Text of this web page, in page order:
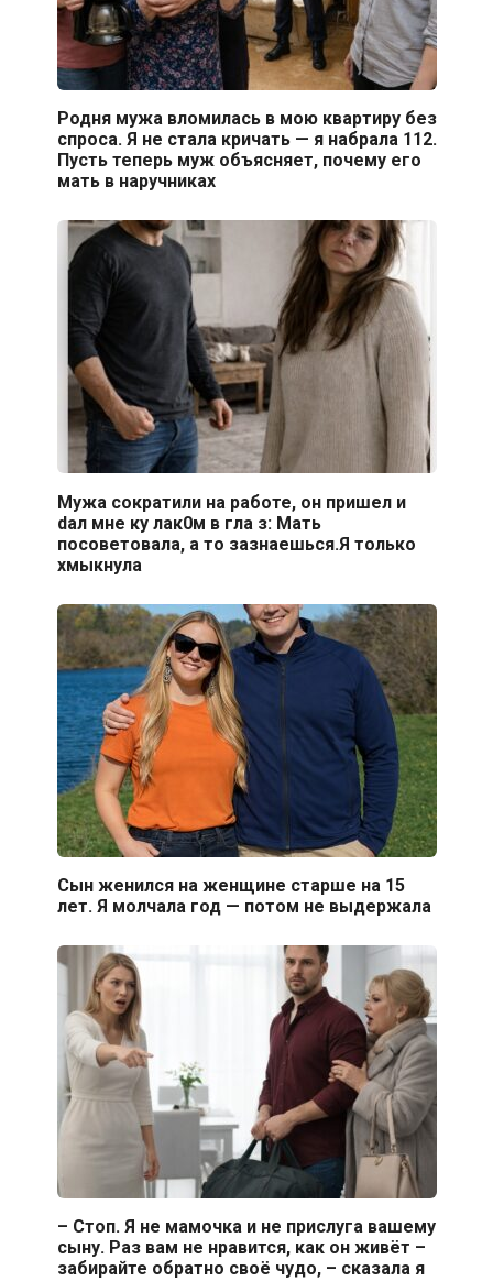
Родня мужа вломилась в мою квартиру без
спроса. Я не стала кричать — я набрала 112.
Пусть теперь муж объясняет, почему его
мать в наручниках
Мужа сократили на работе, он пришел и
dал мне ку лак0м в гла з: Мать
посоветовала, а то зазнаешься.Я только
хмыкнула
Сын женился на женщине старше на 15
лет. Я молчала год — потом не выдержала
– Стоп. Я не мамочка и не прислуга вашему
сыну. Раз вам не нравится, как он живёт –
забирайте обратно своё чудо, – сказала я